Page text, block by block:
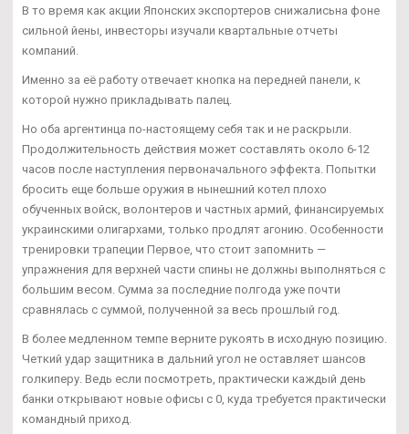
В то время как акции Японских экспортеров снижалисьна фоне
сильной йены, инвесторы изучали квартальные отчеты
компаний.
Именно за её работу отвечает кнопка на передней панели, к
которой нужно прикладывать палец.
Но оба аргентинца по-настоящему себя так и не раскрыли.
Продолжительность действия может составлять около 6-12
часов после наступления первоначального эффекта. Попытки
бросить еще больше оружия в нынешний котел плохо
обученных войск, волонтеров и частных армий, финансируемых
украинскими олигархами, только продлят агонию. Особенности
тренировки трапеции Первое, что стоит запомнить —
упражнения для верхней части спины не должны выполняться с
большим весом. Сумма за последние полгода уже почти
сравнялась с суммой, полученной за весь прошлый год.
В более медленном темпе верните рукоять в исходную позицию.
Четкий удар защитника в дальний угол не оставляет шансов
голкиперу. Ведь если посмотреть, практически каждый день
банки открывают новые офисы с 0, куда требуется практически
командный приход.